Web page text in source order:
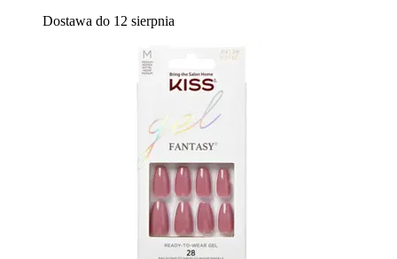
Dostawa do 12 sierpnia